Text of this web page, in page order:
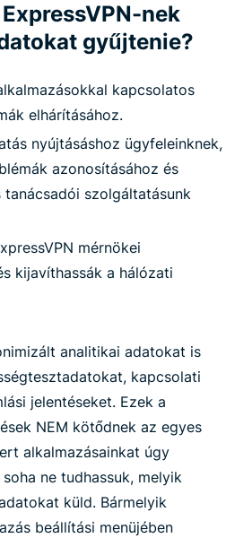
nek
gyűjtenie?
kapcsolatos
elhárításához.
nyújtásáshoz ügyfeleinknek,
azonosításához és
szolgáltatásunk
mérnökei
kijavíthassák a hálózati
analitikai adatokat is
kapcsolati
jelentéseket. Ezek a
NEM kötődnek az egyes
alkalmazásainkat úgy
ne tudhassuk, melyik
küld. Bármelyik
beállítási menüjében